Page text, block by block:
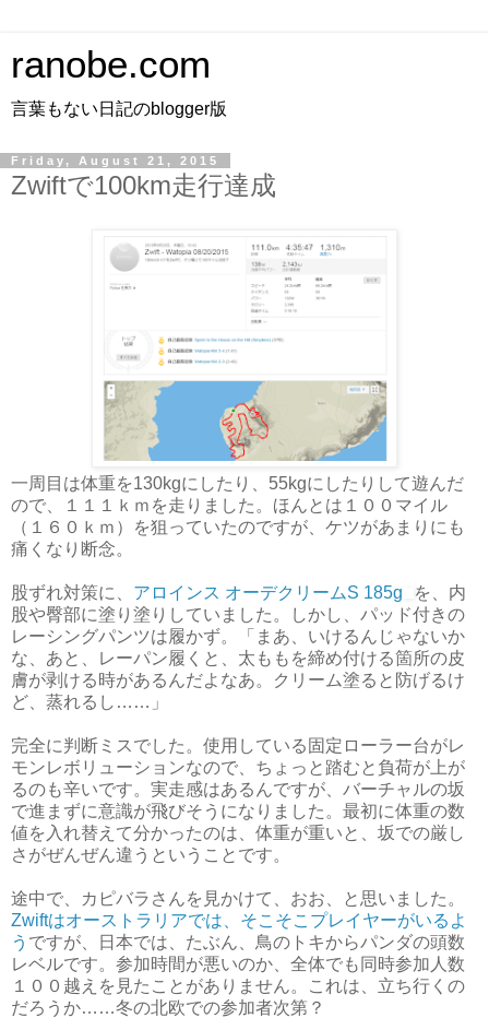
ranobe.com
言葉もない日記のblogger版
Friday, August 21, 2015
Zwiftで100km走行達成
一周目は体重を130kgにしたり、55kgにしたりして遊んだ
ので、１１１ｋｍを走りました。ほんとは１００マイル
（１６０ｋｍ）を狙っていたのですが、ケツがあまりにも
痛くなり断念。
股ずれ対策に、 アロインス オーデクリームS 185g
を、内
股や臀部に塗り塗りしていました。しかし、パッド付きの
レーシングパンツは履かず。「まあ、いけるんじゃないか
な、あと、レーパン履くと、太ももを締め付ける箇所の皮
膚が剥ける時があるんだよなあ。クリーム塗ると防げるけ
ど、蒸れるし……」
完全に判断ミスでした。使用している固定ローラー台がレ
モンレボリューションなので、ちょっと踏むと負荷が上が
るのも辛いです。実走感はあるんですが、バーチャルの坂
で進まずに意識が飛びそうになりました。最初に体重の数
値を入れ替えて分かったのは、体重が重いと、坂での厳し
さがぜんぜん違うということです。
途中で、カピバラさんを見かけて、おお、と思いました。
Zwiftはオーストラリアでは、そこそこプレイヤーがいるよ
う ですが、日本では、たぶん、鳥のトキからパンダの頭数
レベルです。参加時間が悪いのか、全体でも同時参加人数
１００越えを見たことがありません。これは、立ち行くの
だろうか……冬の北欧での参加者次第？